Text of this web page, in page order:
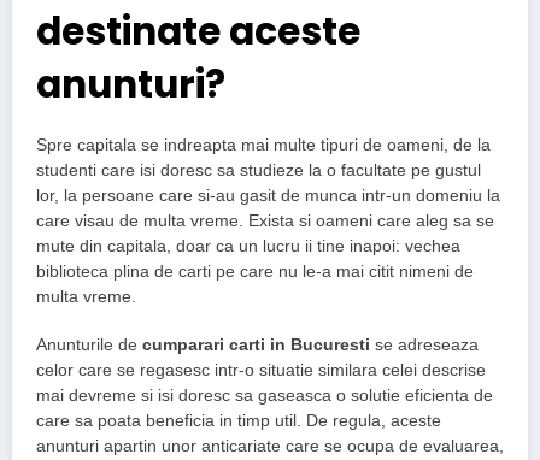
destinate aceste
anunturi?
Spre capitala se indreapta mai multe tipuri de oameni, de la
studenti care isi doresc sa studieze la o facultate pe gustul
lor, la persoane care si-au gasit de munca intr-un domeniu la
care visau de multa vreme. Exista si oameni care aleg sa se
mute din capitala, doar ca un lucru ii tine inapoi: vechea
biblioteca plina de carti pe care nu le-a mai citit nimeni de
multa vreme.
Anunturile de cumparari carti in Bucuresti se adreseaza
celor care se regasesc intr-o situatie similara celei descrise
mai devreme si isi doresc sa gaseasca o solutie eficienta de
care sa poata beneficia in timp util. De regula, aceste
anunturi apartin unor anticariate care se ocupa de evaluarea,